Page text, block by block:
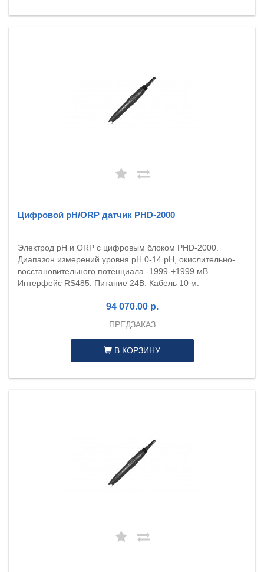
Цифровой pH/ORP датчик PHD-2000
Электрод pH и ORP с цифровым блоком PHD-2000.
Диапазон измерений уровня pH 0-14 pH, окислительно-
восстановительного потенциала -1999-+1999 мВ.
Интерфейс RS485. Питание 24В. Кабель 10 м.
94 070.00 р.
ПРЕДЗАКАЗ
В КОРЗИНУ